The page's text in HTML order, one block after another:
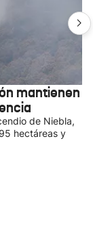
mantienen
de Niebla,
hectáreas y